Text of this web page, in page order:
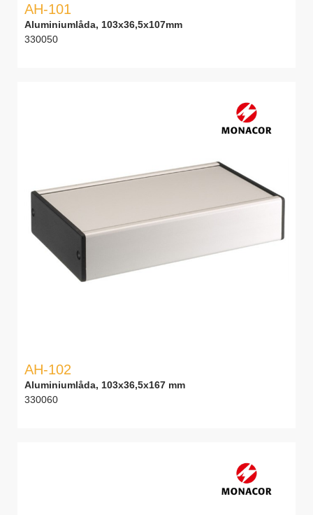
AH-101
Aluminiumlåda, 103x36,5x107mm
330050
AH-102
Aluminiumlåda, 103x36,5x167 mm
330060